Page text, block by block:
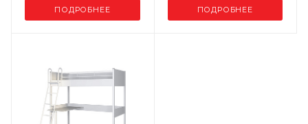
ПОДРОБНЕЕ ПОДРОБНЕЕ